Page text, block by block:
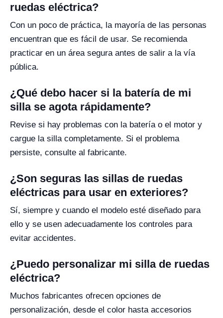
ruedas eléctrica?
Con un poco de práctica, la mayoría de las personas
encuentran que es fácil de usar. Se recomienda
practicar en un área segura antes de salir a la vía
pública.
¿Qué debo hacer si la batería de mi
silla se agota rápidamente?
Revise si hay problemas con la batería o el motor y
cargue la silla completamente. Si el problema
persiste, consulte al fabricante.
¿Son seguras las sillas de ruedas
eléctricas para usar en exteriores?
Sí, siempre y cuando el modelo esté diseñado para
ello y se usen adecuadamente los controles para
evitar accidentes.
¿Puedo personalizar mi silla de ruedas
eléctrica?
Muchos fabricantes ofrecen opciones de
personalización, desde el color hasta accesorios